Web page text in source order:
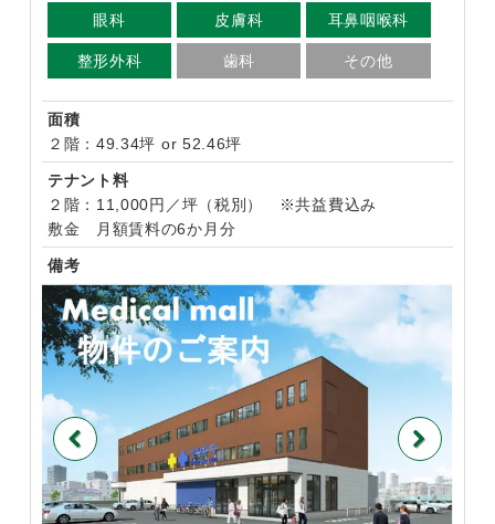
眼科 皮膚科 耳鼻咽喉科
整形外科 歯科 その他
面積
２階：49.34坪 or 52.46坪
テナント料
２階：11,000円／坪（税別） ※共益費込み
敷金 月額賃料の6か月分
備考
Previous Next